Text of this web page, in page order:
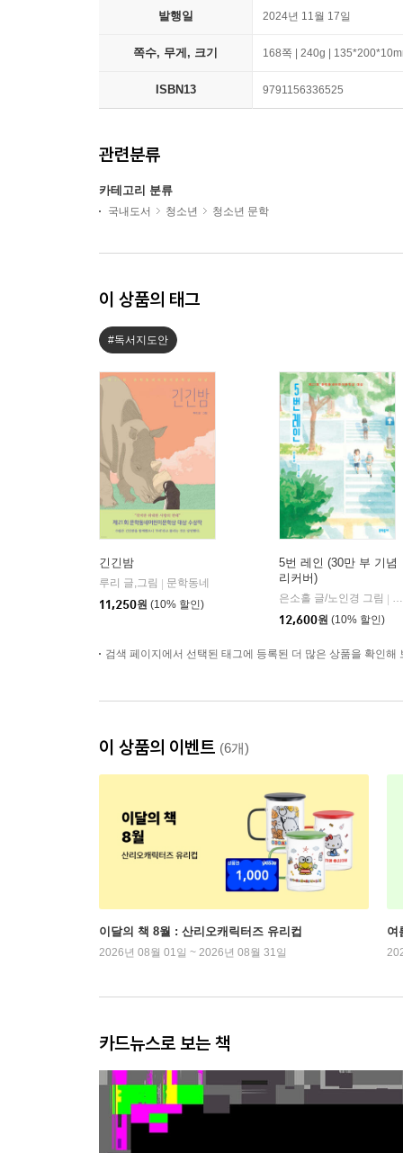
발행일 2024년 11월 17일
쪽수, 무게, 크기 168쪽 | 240g |
ISBN13 9791156336525
관련분류
카테고리 분류
국내도서 청소년 청소년 문학
이 상품의 태그
#독서지도안
긴긴밤
루리 글,그림
문학동네
11,250원 (10% 할인)
5번 레인 (30만 부 기념
리커버)
은소홀 글/노인경 그림
12,600원 (10% 할인)
검색 페이지에서 선택된 태그에 등록된 더 많은 상품을 확인해
이 상품의 이벤트 (6개)
이달의 책 8월 : 산리오캐릭터즈 유리컵
2026년 08월 01일 ~ 2026년 08월 31일
여
카드뉴스로 보는 책